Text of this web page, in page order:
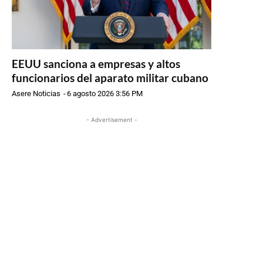
EEUU sanciona a empresas y altos
funcionarios del aparato militar cubano
Asere Noticias -6 agosto 2026 3:56 PM
- Advertisement -